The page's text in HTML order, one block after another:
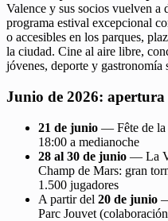
Valence y sus socios vuelven a
programa estival excepcional
o accesibles en los parques,
la ciudad. Cine al aire libre,
jóvenes, deporte y gastronomía
Junio de 2026: apertura
21 de junio — Fête de la
18:00 a medianoche
28 al 30 de junio — La
Champ de Mars: gran
1.500 jugadores
A partir del 20 de junio
Parc Jouvet